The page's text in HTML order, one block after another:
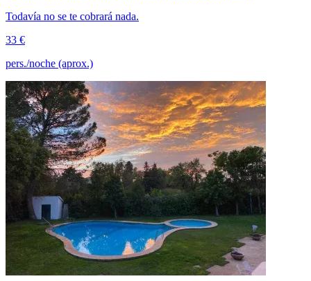
Todavía no se te cobrará nada.
33 €
pers./noche (aprox.)